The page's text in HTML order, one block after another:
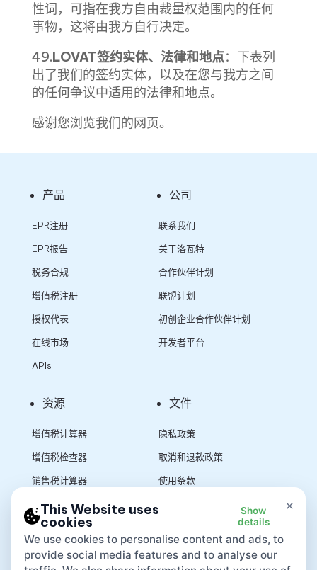
性词，可指在我方自由裁量权范围内的任何
事物，这将由我方自行决定。
49.LOVAT签约实体、法律和地点：下表列
出了我们的签约实体，以及在您与我方之间
的任何争议中适用的法律和地点。
感谢您浏览我们的网页。
产品
EPR注册
EPR报告
税务合规
增值税注册
授权代表
在线市场
APIs
公司
联系我们
关于洛瓦特
合作伙伴计划
联盟计划
初创企业合作伙伴计划
开发者平台
资源
增值税计算器
增值税检查器
销售税计算器
文件
隐私政策
取消和退款政策
使用条款
×
This Website uses
cookies
Show
details
We use cookies to personalise content and ads, to
provide social media features and to analyse our